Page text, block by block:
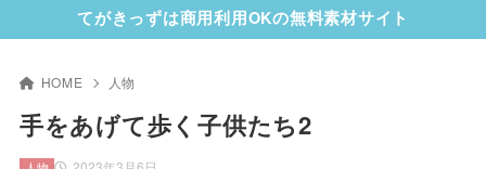
てがきっずは商用利用OKの無料素材サイト
HOME 人物
手をあげて歩く子供たち2